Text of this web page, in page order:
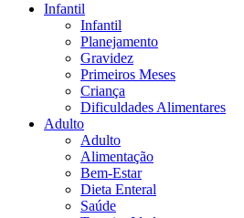
Infantil
Infantil
Planejamento
Gravidez
Primeiros Meses
Criança
Dificuldades Alimentares
Adulto
Adulto
Alimentação
Bem-Estar
Dieta Enteral
Saúde